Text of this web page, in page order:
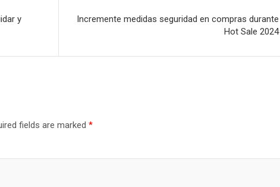
y
Incremente medidas seguridad en compras durante
Hot Sale 2024
fields are marked *